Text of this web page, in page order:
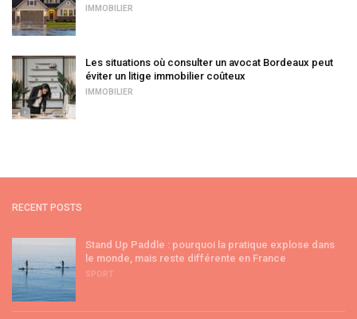
IMMOBILIER
Les situations où consulter un avocat Bordeaux peut
éviter un litige immobilier coûteux
IMMOBILIER
RECENT POSTS
Stand Up Paddle : pourquoi la pratique explose dans
le monde, mais reste différente en France
SPORT